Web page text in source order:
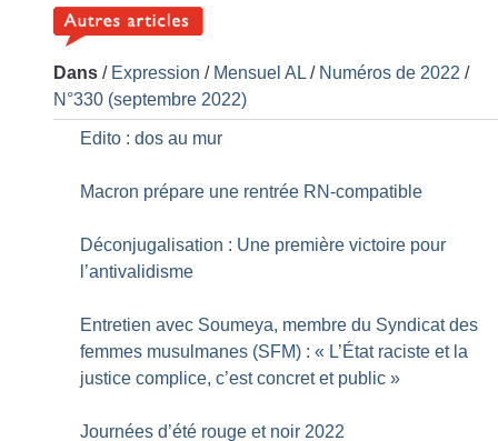
Dans / Expression / Mensuel AL / Numéros de 2022 /
N°330 (septembre 2022)
Edito : dos au mur
Macron prépare une rentrée RN-compatible
Déconjugalisation : Une première victoire pour
l’antivalidisme
Entretien avec Soumeya, membre du Syndicat des
femmes musulmanes (SFM) : « L’État raciste et la
justice complice, c’est concret et public »
Journées d’été rouge et noir 2022